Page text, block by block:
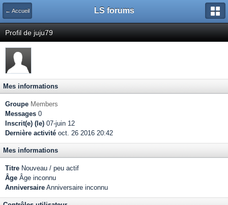
← Accueil LS forums
Profil de juju79
Mes informations
Groupe Members
Messages 0
Inscrit(e) (le) 07-juin 12
Dernière activité oct. 26 2016 20:42
Mes informations
Titre Nouveau / peu actif
Âge Âge inconnu
Anniversaire Anniversaire inconnu